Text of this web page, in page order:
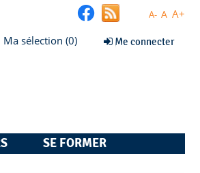
A- A A+
Me connecter
SE FORMER